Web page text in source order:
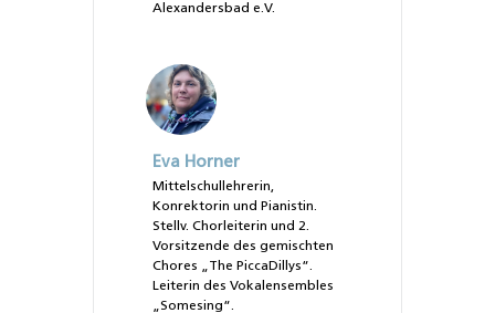
Alexandersbad e.V.
Eva Horner
Mittelschullehrerin,
Konrektorin und Pianistin.
Stellv. Chorleiterin und 2.
Vorsitzende des gemischten
Chores „The PiccaDillys“.
Leiterin des Vokalensembles
„Somesing“.